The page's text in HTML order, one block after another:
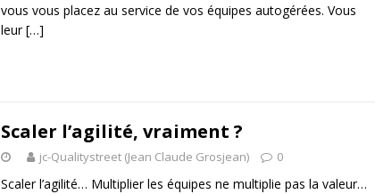
vous vous placez au service de vos équipes autogérées. Vous
leur[…]
Scaler l’agilité, vraiment ?
jc-Qualitystreet (Jean Claude Grosjean) 0
Scaler l’agilité… Multiplier les équipes ne multiplie pas la valeur…